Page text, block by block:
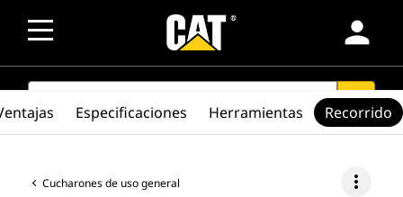
person
SEARCH search
Cucharones de uso general more_vert
Especificaciones Herramientas Recorrido